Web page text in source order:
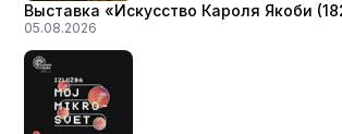
Выставка «Искусство Кароля Якоби
05.08.2026